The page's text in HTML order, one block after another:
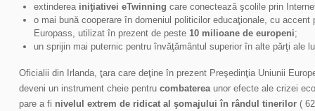
extinderea iniţiativei eTwinning care conectează şcolile prin
o mai bună cooperare în domeniul politicilor educaţionale, cu
Europass, utilizat în prezent de peste 10 milioane de europeni;
un sprijin mai puternic pentru învăţământul superior în alte părţi ale
Oficialii din Irlanda, ţara care deţine în prezent Preşedinţia Uniunii
deveni un instrument cheie pentru combatereaunor efecte ale crizei
pare a fi nivelul extrem de ridicat al şomajului în rândul tinerilor (